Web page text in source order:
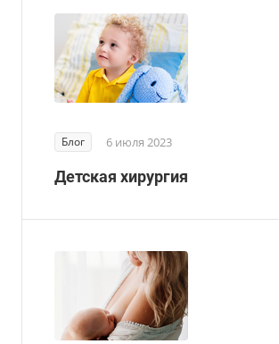
Блог 6 июля 2023
Детская хирургия